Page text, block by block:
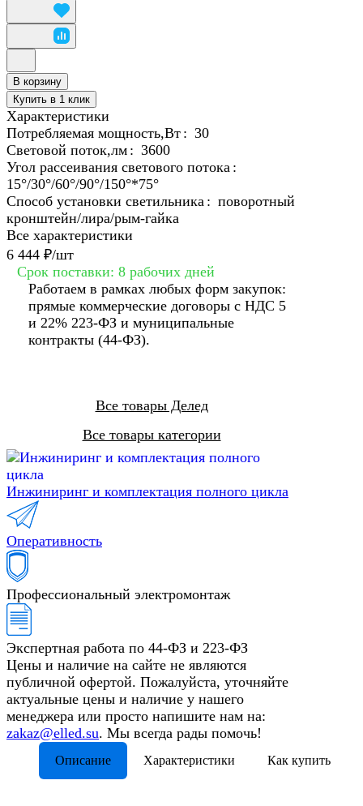
В корзину
Купить в 1 клик
Характеристики
Потребляемая мощность,Вт : 30
Световой поток,лм : 3600
Угол рассеивания светового потока :
15°/30°/60°/90°/150°*75°
Способ установки светильника : поворотный
кронштейн/лира/рым-гайка
Все характеристики
6 444 ₽/шт
Срок поставки: 8 рабочих дней
Работаем в рамках любых форм закупок:
прямые коммерческие договоры с НДС 5
и 22% 223-ФЗ и муниципальные
контракты (44-ФЗ).
Все товары Делед
Все товары категории
Инжиниринг и комплектация полного цикла
Оперативность
Профессиональный электромонтаж
Экспертная работа по 44-ФЗ и 223-ФЗ
Цены и наличие на сайте не являются
публичной офертой. Пожалуйста, уточняйте
актуальные цены и наличие у нашего
менеджера или просто напишите нам на:
zakaz@elled.su. Мы всегда рады помочь!
Описание Характеристики Как купить